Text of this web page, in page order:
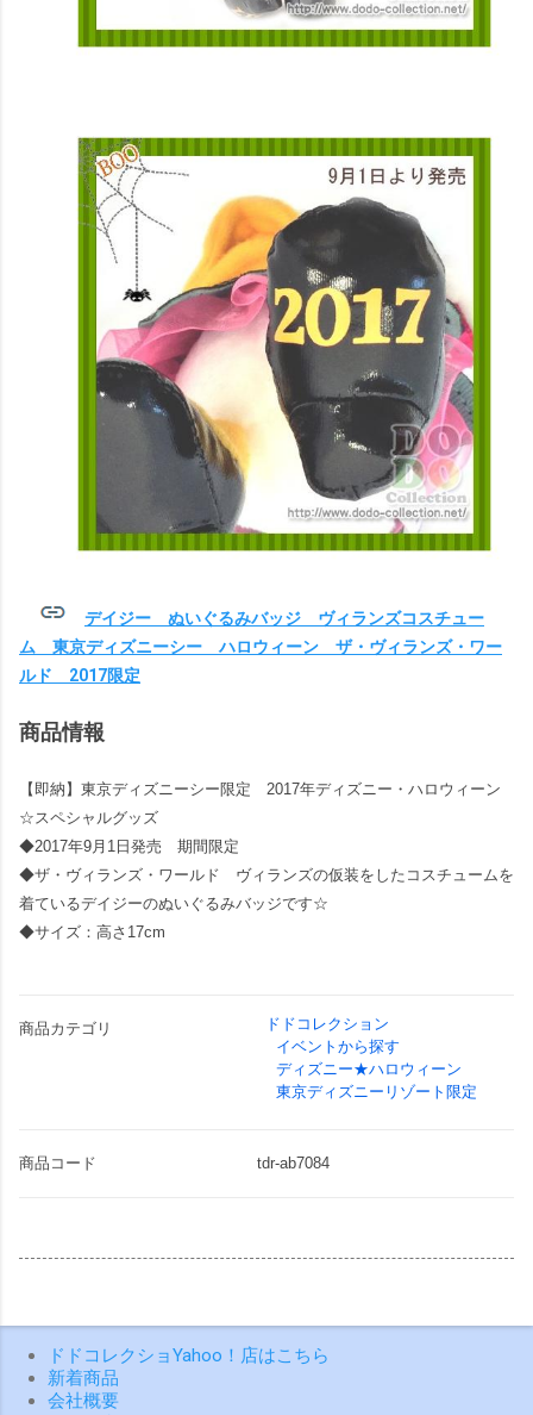
デイジー ぬいぐるみバッジ ヴィランズコスチュー
ム 東京ディズニーシー ハロウィーン ザ・ヴィランズ・ワー
ルド 2017限定
商品情報
【即納】東京ディズニーシー限定 2017年ディズニー・ハロウィーン
☆スペシャルグッズ
◆2017年9月1日発売 期間限定
◆ザ・ヴィランズ・ワールド ヴィランズの仮装をしたコスチュームを
着ているデイジーのぬいぐるみバッジです☆
◆サイズ：高さ17cm
商品カテゴリ
ドドコレクション
イベントから探す
ディズニー★ハロウィーン
東京ディズニーリゾート限定
商品コード tdr-ab7084
ドドコレクショYahoo！店はこちら
新着商品
会社概要